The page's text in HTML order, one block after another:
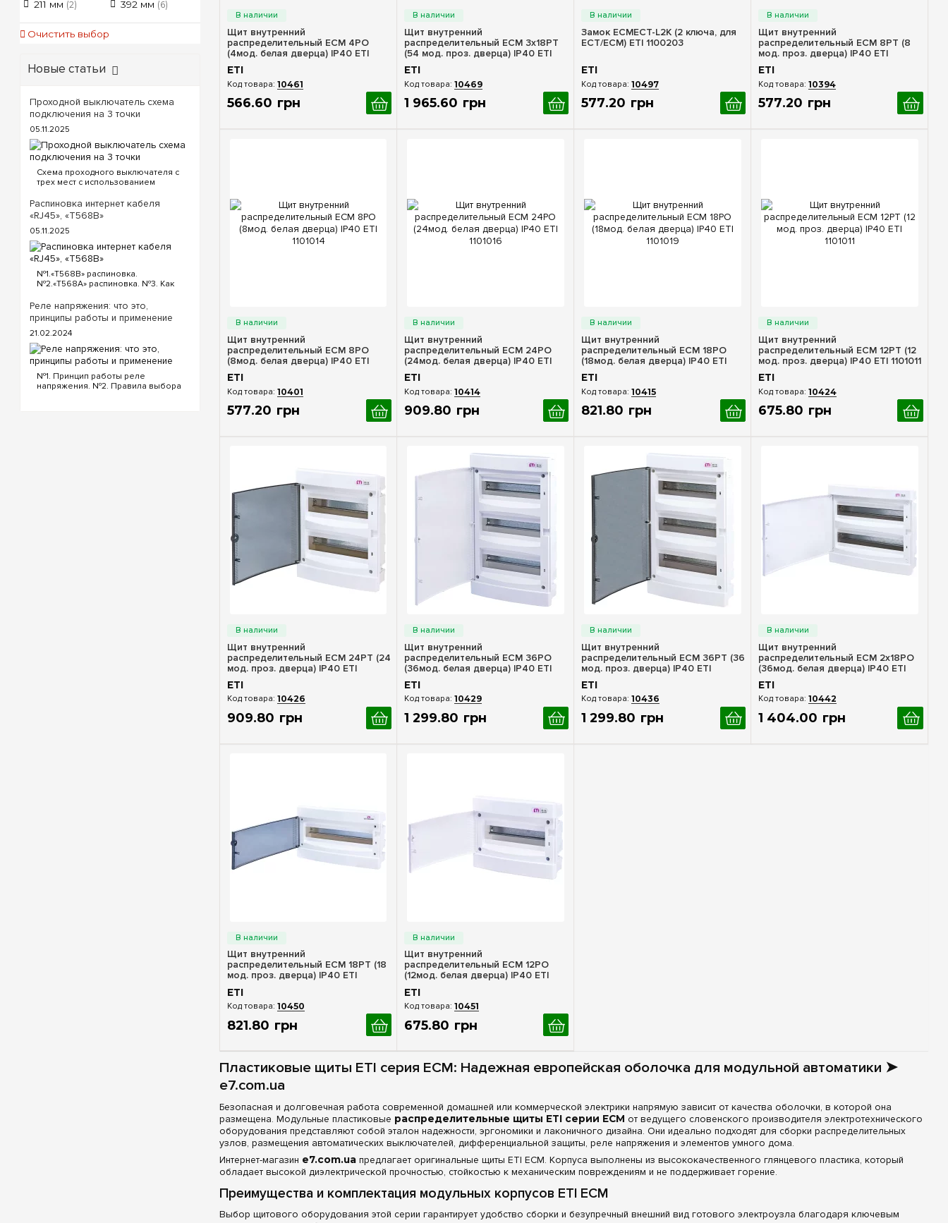
Щит внутренний
распределительный ECM 4PO
(4мод. белая дверца) IP40 ETI
1100143
ETI
10461
566.60 грн
Щит внутренний
распределительный ECM 3x18PT
(54 мод. проз. дверца) IP40 ETI
1101047
ETI
10469
1 965.60 грн
Замок ECMECT-L2K (2 ключа, для
ECT/ECM) ETI 1100203
ETI
10497
577.20 грн
Щит внутренний
распределительный ECM 8PT (8
мод. проз. дверца) IP40 ETI
1101010
ETI
10394
577.20 грн
Щит внутренний
распределительный ECM 8PO
(8мод. белая дверца) IP40 ETI
1101014
ETI
10401
577.20 грн
Щит внутренний
распределительный ECM 24PO
(24мод. белая дверца) IP40 ETI
1101016
ETI
10414
909.80 грн
Щит внутренний
распределительный ECM 18PO
(18мод. белая дверца) IP40 ETI
1101019
ETI
10415
821.80 грн
Щит внутренний
распределительный ECM 12PT (12
мод. проз. дверца) IP40 ETI 1101011
ETI
10424
675.80 грн
Щит внутренний
распределительный ECM 24PT (24
мод. проз. дверца) IP40 ETI
1101012
ETI
10426
909.80 грн
Щит внутренний
распределительный ECM 36PO
(36мод. белая дверца) IP40 ETI
1101017
ETI
10429
1 299.80 грн
Щит внутренний
распределительный ECM 36PT (36
мод. проз. дверца) IP40 ETI
1101013
ETI
10436
1 299.80 грн
Щит внутренний
распределительный ECM 2x18PO
(36мод. белая дверца) IP40 ETI
1101084
ETI
10442
1 404.00 грн
Щит внутренний
распределительный ECM 18PT (18
мод. проз. дверца) IP40 ETI
1101018
ETI
10450
821.80 грн
Щит внутренний
распределительный ECM 12PO
(12мод. белая дверца) IP40 ETI
1101015
ETI
10451
675.80 грн
Пластиковые щиты ETI серия ECM: Надежная европейская оболочка для модульной автоматики ➤
e7.com.ua
Безопасная и долговечная работа современной домашней или коммерческой электрики напрямую зависит от качества оболочки, в которой она
размещена. Модульные пластиковые распределительные щиты ETI серии ECM от ведущего словенского производителя электротехнического
оборудования представляют собой эталон надежности, эргономики и лаконичного дизайна. Они идеально подходят для сборки распределительных
узлов, размещения автоматических выключателей, дифференциальной защиты, реле напряжения и элементов умного дома.
Интернет-магазин e7.com.ua предлагает оригинальные щиты ETI ECM. Корпуса выполнены из высококачественного глянцевого пластика, который
обладает высокой диэлектрической прочностью, стойкостью к механическим повреждениям и не поддерживает горение.
Преимущества и комплектация модульных корпусов ETI ECM
Выбор щитового оборудования этой серии гарантирует удобство сборки и безупречный внешний вид готового электроузла благодаря ключевым
211 мм (2) 392 мм (6)
Очистить выбор
Новые статьи
Проходной выключатель схема
подключения на 3 точки
05.11.2025
Схема проходного выключателя с
трех мест с использованием
выключателя. Для реализации
схемы проходных выключателей с
трех точек потребуются
следующие выключатели: ...
Распиновка интернет кабеля
«RJ45», «T568B»
05.11.2025
№1.«T568B» распиновка.
№2.«T568A» распиновка. №3. Как
«T568B» распиновка интернет
кабеля Порядок проводов схемы
«T568B»: «T568B» 1. Бело...
Реле напряжения: что это,
принципы работы и применение
21.02.2024
№1. Принцип работы реле
напряжения. №2. Правила выбора